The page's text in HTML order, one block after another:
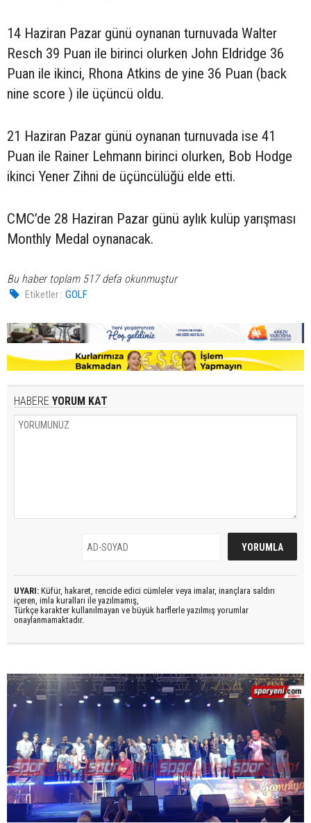
14 Haziran Pazar günü oynanan turnuvada Walter
Resch 39 Puan ile birinci olurken John Eldridge 36
Puan ile ikinci, Rhona Atkins de yine 36 Puan (back
nine score ) ile üçüncü oldu.
21 Haziran Pazar günü oynanan turnuvada ise 41
Puan ile Rainer Lehmann birinci olurken, Bob Hodge
ikinci Yener Zihni de üçüncülüğü elde etti.
CMC’de 28 Haziran Pazar günü aylık kulüp yarışması
Monthly Medal oynanacak.
Bu haber toplam 517 defa okunmuştur
Etiketler : GOLF
HABERE YORUM KAT
UYARI: Küfür, hakaret, rencide edici cümleler veya imalar, inançlara saldırı
içeren, imla kuralları ile yazılmamış,
Türkçe karakter kullanılmayan ve büyük harflerle yazılmış yorumlar
onaylanmamaktadır.